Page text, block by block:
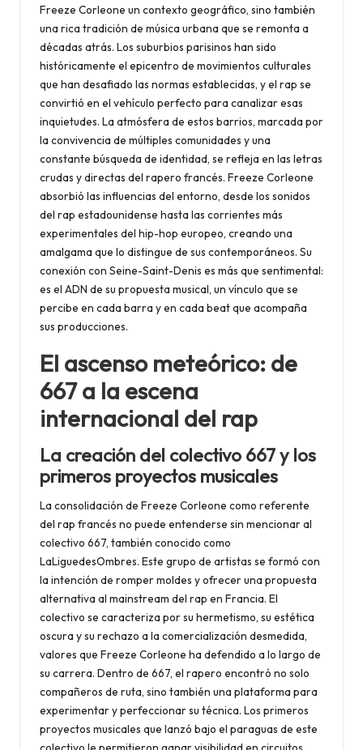
Freeze Corleone un contexto geográfico, sino también
una rica tradición de música urbana que se remonta a
décadas atrás. Los suburbios parisinos han sido
históricamente el epicentro de movimientos culturales
que han desafiado las normas establecidas, y el rap se
convirtió en el vehículo perfecto para canalizar esas
inquietudes. La atmósfera de estos barrios, marcada por
la convivencia de múltiples comunidades y una
constante búsqueda de identidad, se refleja en las letras
crudas y directas del rapero francés. Freeze Corleone
absorbió las influencias del entorno, desde los sonidos
del rap estadounidense hasta las corrientes más
experimentales del hip-hop europeo, creando una
amalgama que lo distingue de sus contemporáneos. Su
conexión con Seine-Saint-Denis es más que sentimental:
es el ADN de su propuesta musical, un vínculo que se
percibe en cada barra y en cada beat que acompaña
sus producciones.
El ascenso meteórico: de
667 a la escena
internacional del rap
La creación del colectivo 667 y los
primeros proyectos musicales
La consolidación de Freeze Corleone como referente
del rap francés no puede entenderse sin mencionar al
colectivo 667, también conocido como
LaLiguedesOmbres. Este grupo de artistas se formó con
la intención de romper moldes y ofrecer una propuesta
alternativa al mainstream del rap en Francia. El
colectivo se caracteriza por su hermetismo, su estética
oscura y su rechazo a la comercialización desmedida,
valores que Freeze Corleone ha defendido a lo largo de
su carrera. Dentro de 667, el rapero encontró no solo
compañeros de ruta, sino también una plataforma para
experimentar y perfeccionar su técnica. Los primeros
proyectos musicales que lanzó bajo el paraguas de este